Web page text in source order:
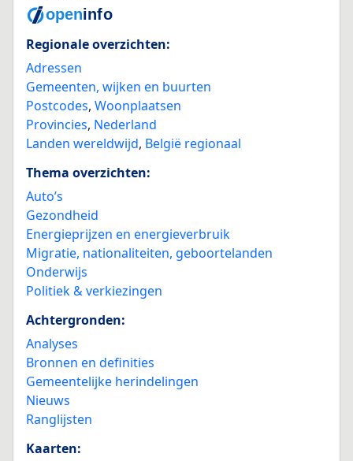
Regionale overzichten:
Adressen
Gemeenten, wijken en buurten
Postcodes, Woonplaatsen
Provincies, Nederland
Landen wereldwijd, België regionaal
Thema overzichten:
Auto’s
Gezondheid
Energieprijzen en energieverbruik
Migratie, nationaliteiten, geboortelanden
Onderwijs
Politiek & verkiezingen
Achtergronden:
Analyses
Bronnen en definities
Gemeentelijke herindelingen
Nieuws
Ranglijsten
Kaarten: